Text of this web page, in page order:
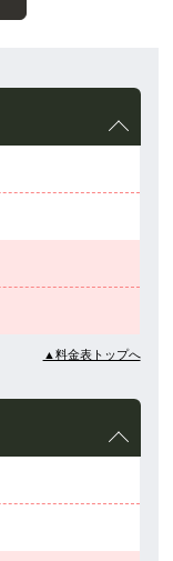
▲料金表トップへ